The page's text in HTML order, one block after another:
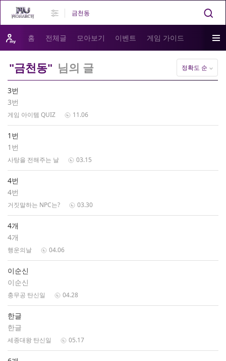
홈 전체글 모아보기 이벤트 게임 가이드
"금천동" 님의 글 정확도 순
3번
3번
게임 아이템 QUIZ 11.06
1번
1번
사탕을 전해주는 날 03.15
4번
4번
거짓말하는 NPC는? 03.30
4개
4개
행운의날 04.06
이순신
이순신
충무공 탄신일 04.28
한글
한글
세종대왕 탄신일 05.17